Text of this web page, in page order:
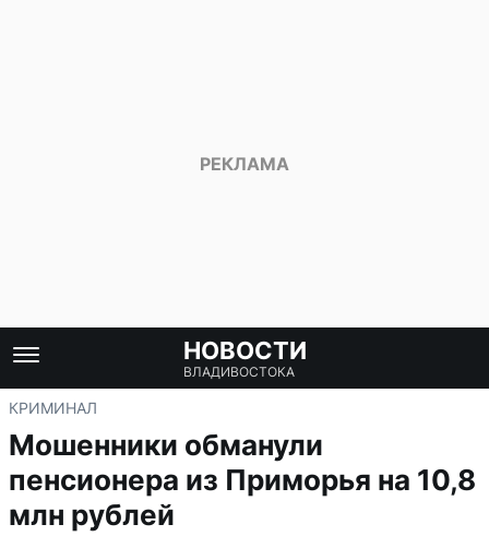
НОВОСТИ
ВЛАДИВОСТОКА
КРИМИНАЛ
Мошенники обманули
пенсионера из Приморья на 10,8
млн рублей